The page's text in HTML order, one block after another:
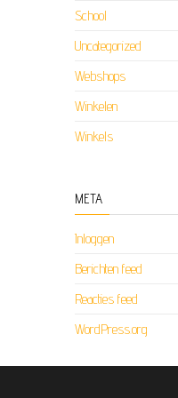
School
Uncategorized
Webshops
Winkelen
Winkels
META
Inloggen
Berichten feed
Reacties feed
WordPress.org